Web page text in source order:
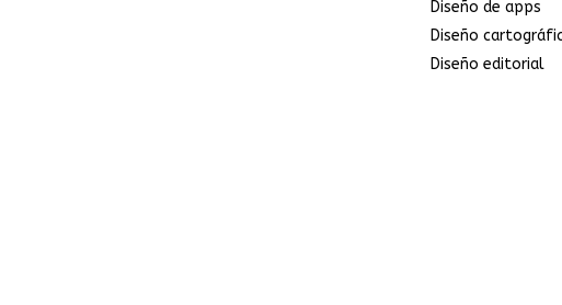
Diseño de apps
Diseño
Diseño editorial